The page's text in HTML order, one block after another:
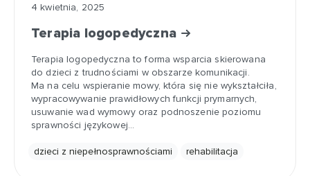
4 kwietnia, 2025
Terapia logopedyczna
Terapia logopedyczna to forma wsparcia skierowana
do dzieci z trudnościami w obszarze komunikacji.
Ma na celu wspieranie mowy, która się nie wykształciła,
wypracowywanie prawidłowych funkcji prymarnych,
usuwanie wad wymowy oraz podnoszenie poziomu
sprawności językowej…
dzieci z niepełnosprawnościami rehabilitacja